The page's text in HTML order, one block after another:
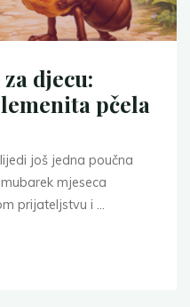
djecu:
pčela
još jedna poučna
mjeseca
prijateljstvu i …